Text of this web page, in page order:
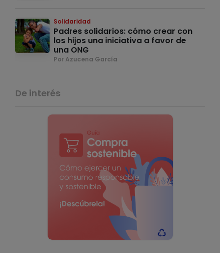
Solidaridad
Padres solidarios: cómo crear con
los hijos una iniciativa a favor de
una ONG
Por Azucena García
De interés